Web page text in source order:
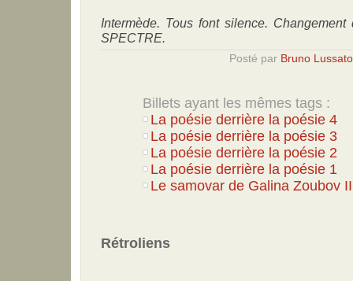
Intermède. Tous font silence.
SPECTRE.
Posté par Bruno Lussato
Billets ayant les mêmes tags :
La poésie derrière la poésie 4
La poésie derrière la poésie 3
La poésie derrière la poésie 2
La poésie derrière la poésie 1
Le samovar de Galina Zoubov
Rétroliens